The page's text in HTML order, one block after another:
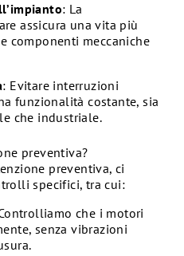
: La
assicura una vita più
componenti meccaniche
: Evitare interruzioni
funzionalità costante, sia
che industriale.
preventiva?
preventiva, ci
specifici, tra cui:
che i motori
senza vibrazioni